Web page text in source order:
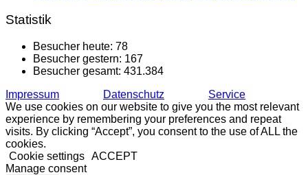
Statistik
Besucher heute: 78
Besucher gestern: 167
Besucher gesamt: 431.384
Impressum
Datenschutz
Service
We use cookies on our website to give you the most relevant
experience by remembering your preferences and repeat
visits. By clicking “Accept”, you consent to the use of ALL the
cookies.
Cookie settings ACCEPT
Manage consent